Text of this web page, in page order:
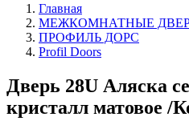
Главная
МЕЖКОМНАТНЫЕ
ПРОФИЛЬ ДОРС
Profil Doors
Дверь 28U Аляска
кристалл матовое /